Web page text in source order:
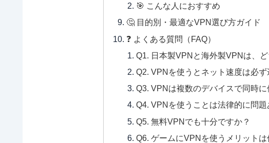
🎯 こんな人におすすめ
🤔 目的別・最適なVPN選び方ガイド
❓ よくある質問（FAQ）
Q1. 日本製VPNと海外製VPNは、
Q2. VPNを使うとネット速度は必ず
Q3. VPNは複数のデバイスで同時に
Q4. VPNを使うことは法律的に問題
Q5. 無料VPNでも十分ですか？
Q6. ゲームにVPNを使うメリットは